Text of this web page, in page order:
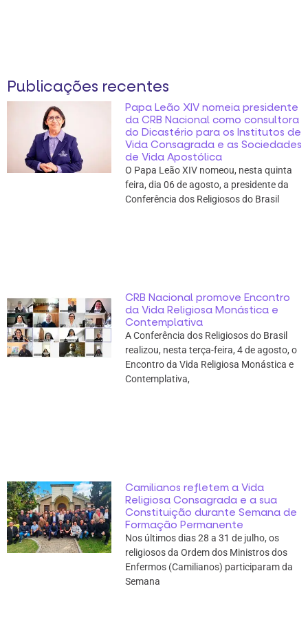
Publicações recentes
Papa Leão XIV nomeia presidente
da CRB Nacional como consultora
do Dicastério para os Institutos de
Vida Consagrada e as Sociedades
de Vida Apostólica
O Papa Leão XIV nomeou, nesta quinta
feira, dia 06 de agosto, a presidente da
Conferência dos Religiosos do Brasil
CRB Nacional promove Encontro
da Vida Religiosa Monástica e
Contemplativa
A Conferência dos Religiosos do Brasil
realizou, nesta terça-feira, 4 de agosto, o
Encontro da Vida Religiosa Monástica e
Contemplativa,
Camilianos refletem a Vida
Religiosa Consagrada e a sua
Constituição durante Semana de
Formação Permanente
Nos últimos dias 28 a 31 de julho, os
religiosos da Ordem dos Ministros dos
Enfermos (Camilianos) participaram da
Semana